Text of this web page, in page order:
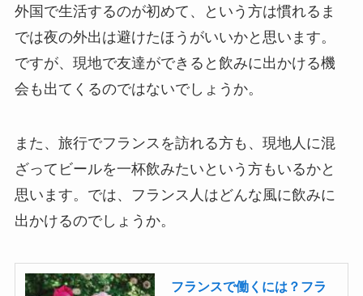
外国で生活するのが初めて、という方は慣れるま
では夜の外出は避けたほうがいいかと思います。
ですが、現地で友達ができると飲みに出かける機
会も出てくるのではないでしょうか。
また、旅行でフランスを訪れる方も、現地人に混
ざってビールを一杯飲みたいという方もいるかと
思います。では、フランス人はどんな風に飲みに
出かけるのでしょうか。
フランスで働くには？フラ